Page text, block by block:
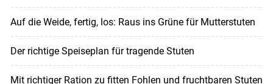
Auf die Weide, fertig, los: Raus ins Grüne für Mutterstuten
Der richtige Speiseplan für tragende Stuten
Mit richtiger Ration zu fitten Fohlen und fruchtbaren Stuten